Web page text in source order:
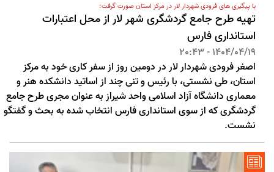
با پیگیری های فرودی شهردار لار در مرکز استان صورت گرفت؛
تهیه طرح جامع گردشگری شهر لار از محل اعتبارات
استانداری فارس
1404/04/19 - 20:43
اصغر فرودی شهردار لار در دومین روز از سفر کاری خود به مرکز
استان، طی نشستی، با رئیس و تنی چند از اساتید دانشکده هنر و
معماری دانشگاه آزاد اسلامی واحد شیراز به عنوان مجری طرح جامع
گردشگری که از سوی استانداری فارس انتخاب شده به بحث و گفتگو
نشست.